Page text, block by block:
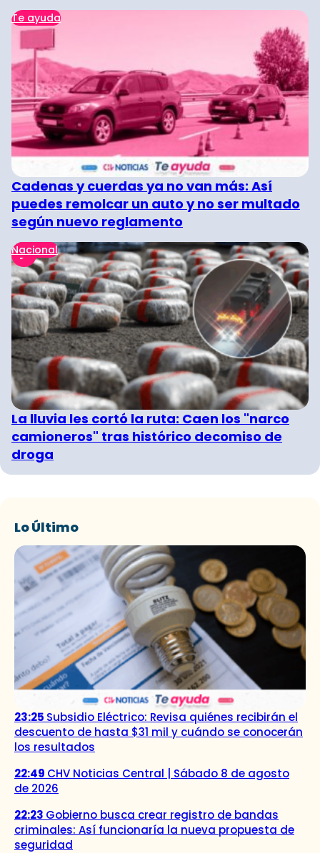
Te ayuda
Cadenas y cuerdas ya no van más: Así
puedes remolcar un auto y no ser multado
según nuevo reglamento
Nacional
La lluvia les cortó la ruta: Caen los "narco
camioneros" tras histórico decomiso de
droga
Lo Último
23:25 Subsidio Eléctrico: Revisa quiénes recibirán el
descuento de hasta $31 mil y cuándo se conocerán
los resultados
22:49 CHV Noticias Central | Sábado 8 de agosto
de 2026
22:23 Gobierno busca crear registro de bandas
criminales: Así funcionaría la nueva propuesta de
seguridad